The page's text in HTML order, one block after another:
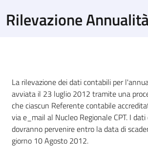
Rilevazione
La rilevazione dei dati contabili per
avviata il 23 luglio 2012 tramite una
che ciascun Referente contabile
via e_mail al Nucleo Regionale CPT. I
dovranno pervenire entro la data di
giorno 10 Agosto 2012.